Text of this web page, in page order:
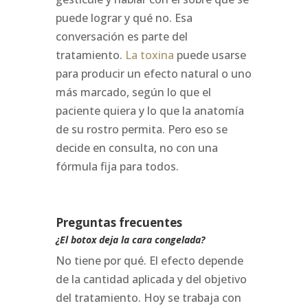
puede lograr y qué no. Esa
conversación es parte del
tratamiento. La toxina puede usarse
para producir un efecto natural o uno
más marcado, según lo que el
paciente quiera y lo que la anatomía
de su rostro permita. Pero eso se
decide en consulta, no con una
fórmula fija para todos.
Preguntas frecuentes
¿El botox deja la cara congelada?
No tiene por qué. El efecto depende
de la cantidad aplicada y del objetivo
del tratamiento. Hoy se trabaja con